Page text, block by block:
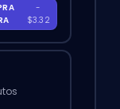
-
$3.32